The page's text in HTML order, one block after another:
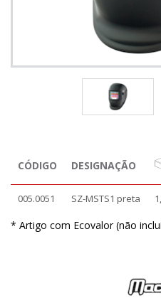
CÓDIGO DESIGNAÇÃO
005.0051 SZ-MSTS1 preta
* Artigo com Ecovalor (não